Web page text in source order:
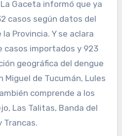
Gaceta informó que ya
casos según datos del
Provincia. Y se aclara
casos importados y 923
geográfica del dengue
Miguel de Tucumán, Lules
comprende a los
Las Talitas, Banda del
Trancas.